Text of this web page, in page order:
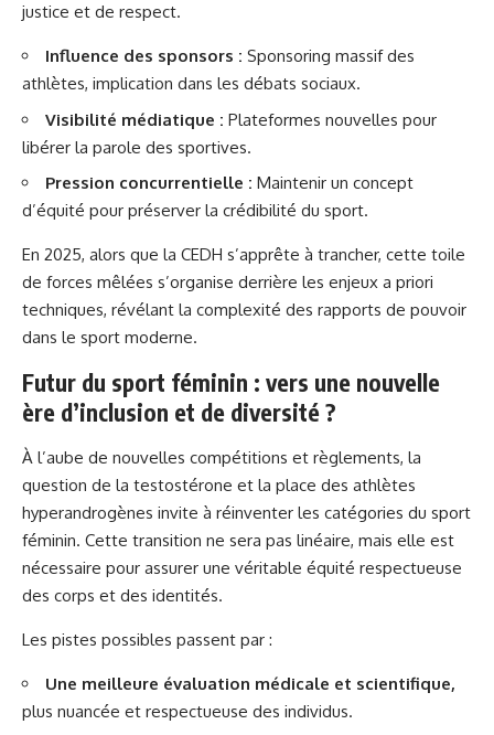
justice et de respect.
Influence des sponsors : Sponsoring massif des
athlètes, implication dans les débats sociaux.
Visibilité médiatique : Plateformes nouvelles pour
libérer la parole des sportives.
Pression concurrentielle : Maintenir un concept
d’équité pour préserver la crédibilité du sport.
En 2025, alors que la CEDH s’apprête à trancher, cette toile
de forces mêlées s’organise derrière les enjeux a priori
techniques, révélant la complexité des rapports de pouvoir
dans le sport moderne.
Futur du sport féminin : vers une nouvelle
ère d’inclusion et de diversité ?
À l’aube de nouvelles compétitions et règlements, la
question de la testostérone et la place des athlètes
hyperandrogènes invite à réinventer les catégories du sport
féminin. Cette transition ne sera pas linéaire, mais elle est
nécessaire pour assurer une véritable équité respectueuse
des corps et des identités.
Les pistes possibles passent par :
Une meilleure évaluation médicale et scientifique,
plus nuancée et respectueuse des individus.